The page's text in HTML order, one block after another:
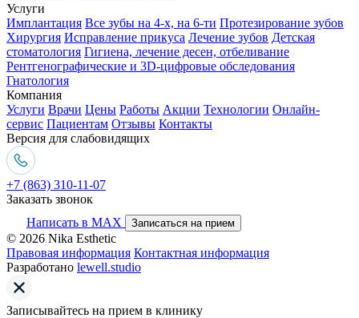
Услуги
Имплантация Все зубы на 4-х, на 6-ти Протезирование зубов
Хирургия Исправление прикуса Лечение зубов Детская
стоматология Гигиена, лечение десен, отбеливание
Рентгенографические и 3D-цифровые обследования
Гнатология
Компания
Услуги Врачи Цены Работы Акции Технологии Онлайн-
сервис Пациентам Отзывы Контакты
Версия для слабовидящих
+7 (863) 310-11-07
Заказать звонок
Написать в MAX
Записаться на прием
© 2026 Nika Esthetic
Правовая информация Контактная информация
Разработано lewell.studio
Записывайтесь на прием в клинику